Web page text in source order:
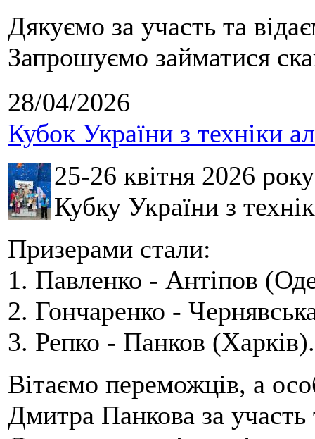
Дякуємо за участь та
Запрошуємо займатися
28/04/2026
Кубок України з техніки
25-26 квітня 2026
Кубку України з
Призерами стали:
1. Павленко - Антіпов
2. Гончаренко -
3. Репко - Панков (Харків).
Вітаємо переможців, а
Дмитра Панкова за